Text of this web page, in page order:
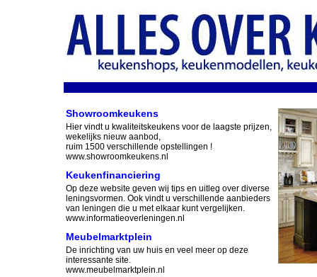
Showroomkeukens
Hier vindt u kwaliteitskeukens voor de laagste prijzen,
wekelijks nieuw aanbod,
ruim 1500 verschillende opstellingen !
www.showroomkeukens.nl
Keukenfinanciering
Op deze website geven wij tips en uitleg over diverse
leningsvormen. Ook vindt u verschillende aanbieders
van leningen die u met elkaar kunt vergelijken.
www.informatieoverleningen.nl
Meubelmarktplein
De inrichting van uw huis en veel meer op deze
interessante site.
www.meubelmarktplein.nl